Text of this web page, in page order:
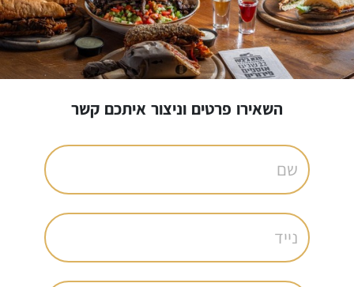
השאירו פרטים וניצור איתכם קשר